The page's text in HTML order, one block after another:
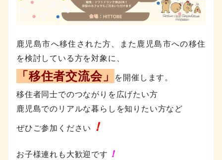
鹿児島市へ移住された方、また鹿児島市への移住
を検討している方を対象に、
「移住者交流会」
を開催します。
移住者同士でのつながりを広げたい方
鹿児島でのリアルな暮らしを知りたい方など
ぜひご参加ください ！
お子様連れも大歓迎です ！